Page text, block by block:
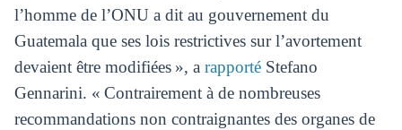
l’homme de l’ONU a dit au gouvernement du
Guatemala que ses lois restrictives sur l’avortement
devaient être modifiées », a rapportéStefano
Gennarini. « Contrairement à de nombreuses
recommandations non contraignantes des organes de